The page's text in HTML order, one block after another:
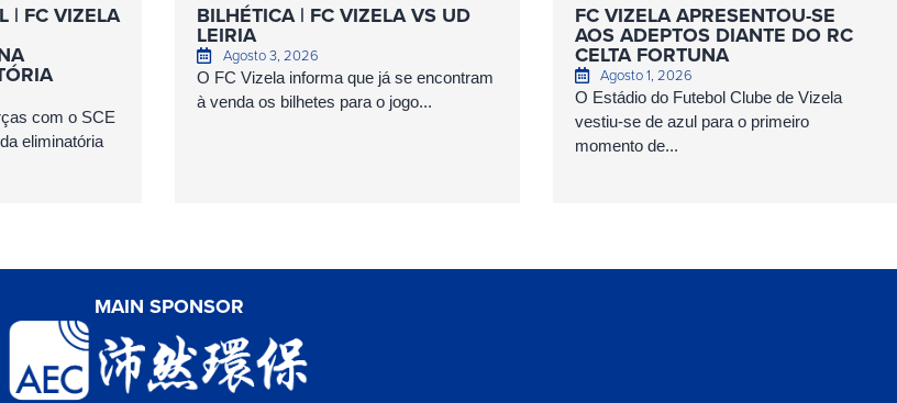
| FC VIZELA
com o SCE
eliminatória
BILHÉTICA | FC VIZELA VS UD
LEIRIA
Agosto 3, 2026
O FC Vizela informa que já se encontram
à venda os bilhetes para o jogo...
FC VIZELA APRESENTOU-SE
AOS ADEPTOS DIANTE DO RC
CELTA FORTUNA
Agosto 1, 2026
O Estádio do Futebol Clube de Vizela
vestiu-se de azul para o primeiro
momento de...
MAIN SPONSOR